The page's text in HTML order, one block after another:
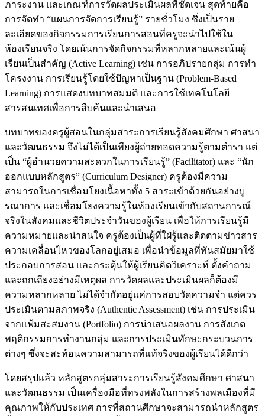
ภาระงาน และเกณฑ์การวัดผลประเมินผลที่ชัดเจน สุดท้ายคือ
การจัดทำ “แผนการจัดการเรียนรู้” รายชั่วโมง ซึ่งเป็นราย
ละเอียดของกิจกรรมการเรียนการสอนที่ครูจะนำไปใช้ใน
ห้องเรียนจริง โดยเน้นการจัดกิจกรรมที่หลากหลายและเน้นผู้
เรียนเป็นสำคัญ (Active Learning) เช่น การอภิปรายกลุ่ม การทำ
โครงงาน การเรียนรู้โดยใช้ปัญหาเป็นฐาน (Problem-Based
Learning) การแสดงบทบาทสมมติ และการใช้เทคโนโลยี
สารสนเทศเพื่อการสืบค้นและนำเสนอ
บทบาทของครูผู้สอนในกลุ่มสาระการเรียนรู้สังคมศึกษา ศาสนา
และวัฒนธรรม จึงไม่ได้เป็นเพียงผู้ถ่ายทอดความรู้ตามตำรา แต่
เป็น “ผู้อำนวยความสะดวกในการเรียนรู้” (Facilitator) และ “นัก
ออกแบบหลักสูตร” (Curriculum Designer) ครูต้องมีความ
สามารถในการเชื่อมโยงเนื้อหาทั้ง 5 สาระเข้าด้วยกันอย่างบู
รณาการ และเชื่อมโยงความรู้ในห้องเรียนเข้ากับสถานการณ์
จริงในสังคมและชีวิตประจำวันของผู้เรียน เพื่อให้การเรียนรู้มี
ความหมายและน่าสนใจ ครูต้องเป็นผู้ที่ใฝ่รู้และติดตามข่าวสาร
ความเคลื่อนไหวของโลกอยู่เสมอ เพื่อนำข้อมูลที่ทันสมัยมาใช้
ประกอบการสอน และกระตุ้นให้ผู้เรียนคิดวิเคราะห์ ตั้งคำถาม
และถกเถียงอย่างมีเหตุผล การวัดผลและประเมินผลก็ต้องมี
ความหลากหลาย ไม่ได้จำกัดอยู่แค่การสอบวัดความจำ แต่ควร
ประเมินตามสภาพจริง (Authentic Assessment) เช่น การประเมิน
จากแฟ้มสะสมงาน (Portfolio) การนำเสนอผลงาน การสังเกต
พฤติกรรมการทำงานกลุ่ม และการประเมินทักษะกระบวนการ
ต่างๆ ซึ่งจะสะท้อนความสามารถที่แท้จริงของผู้เรียนได้ดีกว่า
โดยสรุปแล้ว หลักสูตรกลุ่มสาระการเรียนรู้สังคมศึกษา ศาสนา
และวัฒนธรรม เป็นเครื่องมือที่ทรงพลังในการสร้างพลเมืองที่มี
คุณภาพให้กับประเทศ การที่สถานศึกษาจะสามารถนำหลักสูตร